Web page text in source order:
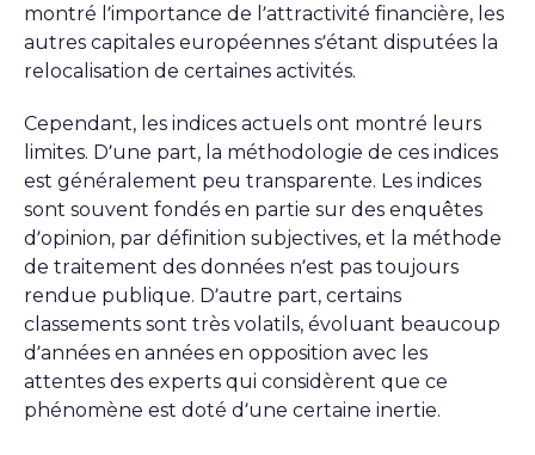
montré l’importance de l’attractivité financière, les
autres capitales européennes s’étant disputées la
relocalisation de certaines activités.
Cependant, les indices actuels ont montré leurs
limites. D’une part, la méthodologie de ces indices
est généralement peu transparente. Les indices
sont souvent fondés en partie sur des enquêtes
d’opinion, par définition subjectives, et la méthode
de traitement des données n’est pas toujours
rendue publique. D’autre part, certains
classements sont très volatils, évoluant beaucoup
d’années en années en opposition avec les
attentes des experts qui considèrent que ce
phénomène est doté d’une certaine inertie.